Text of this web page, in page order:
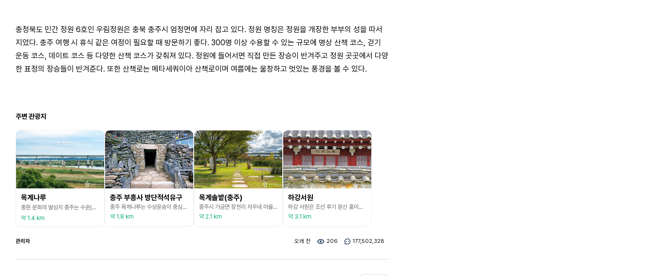
충청북도 민간 정원 6호인 우림정원은 충북 충주시 엄정면에 자리 잡고 있다. 정원 명칭은 정원을 개장한 부부의 성을 따서
지었다. 충주 여행 시 휴식 같은 여정이 필요할 때 방문하기 좋다. 300명 이상 수용할 수 있는 규모에 명상 산책 코스, 걷기
운동 코스, 데이트 코스 등 다양한 산책 코스가 갖춰져 있다. 정원에 들어서면 직접 만든 장승이 반겨주고 정원 곳곳에서 다양
한 표정의 장승들이 반겨준다. 또한 산책로는 메타세쿼이아 산책로이며 여름에는 울창하고 멋있는 풍경을 볼 수 있다.
주변 관광지
목계나루
중원 문화의 발상지 충주는 수운(水運) 교통은 물론, 육로 교통에 있어서도 우리나라 동서남북을 연결하는 요충지였으며, 그중 수운의 중심에는 ‘목계나루’가 있었다. 목계나루는 이런 과거 목계의 문화정신을 계승 발전시켜 나가자는 취지로 설립된 복합 문화공간으로, 강배 체험관과 주막, 저잣거리, 수상 체험 시설 등으로 이루어져 있다. 강배 체험관에서는 그 옛날 목계나루를 가득 메우던 배를 모티브로 강배들을 실제로 보고 느낄 수 있는 공간이 조성되어 있으며,
약 1.4 km
충주 부흥사 방단적석유구
충주 목계나루는 수상운송이 중심을 이루었을 때 강원도와 서울을 연결해 주는 남한강을 다니던 배들의 휴식처이자 근처의 물류들이 모이는 큰 시장이 열렸던 곳이다. 이 목계 나루가 있는 곳 인근에 위치해 있는 부흥사에는 산신당 옆에 신비로운 돌탑이 있는데 바로 부흥사 방단적석유구이다. 네모지게 쌓아 올렸다는 방단, 돌을 쌓아 올렸다는 적석, 옛 토목건축의 구조와 양식을 알 수 있는 자취를 뜻하는 유구가 합쳐진 말이다. 돌계단을 올라 부흥사 경내에 들어서면 한
약 1.8 km
목계솔밭(충주)
충주시 가금면 장천리 저우네 마을 아래편으로 솔 무더기가 있는 곳이 옛 명칭으로 목계나루의 목계솔밭이다. 목계솔밭에는 100~200년생 소나무가 자라고 있으며 여름철에 휴가를 즐기는 사람들의 쉼터가 되고 있다. 이곳은 소나무로만 이루어진 3,800여 평 숲으로 충주시에서 보호수로 지정하여 관리하고 있다. 목계나루 솔밭에는 전설이 있다. 그 중 하나는 목계나루는 이조 때 내륙 수운로로 성황을 이루었다. 그런데 목계나루는 매년 큰 화재가 나서 막대한 피해를
약 2.1 km
하강서원
하강 서원은 조선 후기 문신 홍이상의 위패를 모시고 제사를 지내는 곳으로 1786년 창건하였다. 서원은 훌륭한 유학자의 위패를 모시고 제사를 지내며 지방민의 교육과 교화를 위해 설립된 고려·조선시대의 사립 지방 교육기관이다. 홍이상은 식년문과에 장원하여 예조와 호조 좌랑과 직제학, 이조참의를 역임하였다. 임진왜란 때는 서경까지 왕을 호종하였으며 성절사로 명나라에 다녀와 대사성에 올랐다. 이후 성혼을 변호하다 파천 되기도 하였으며 광해군 때는 부제학, 개
약 3.1 km
관리자 오래 전 206 177,502,328